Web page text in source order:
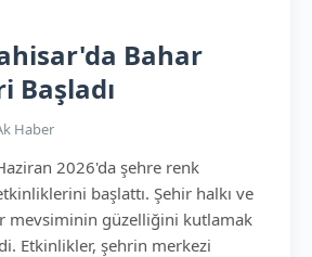
Bahar
Başladı
Haber
2026'da şehre renk
başlattı. Şehir halkı ve
mevsiminin güzelliğini kutlamak
Etkinlikler, şehrin merkezi